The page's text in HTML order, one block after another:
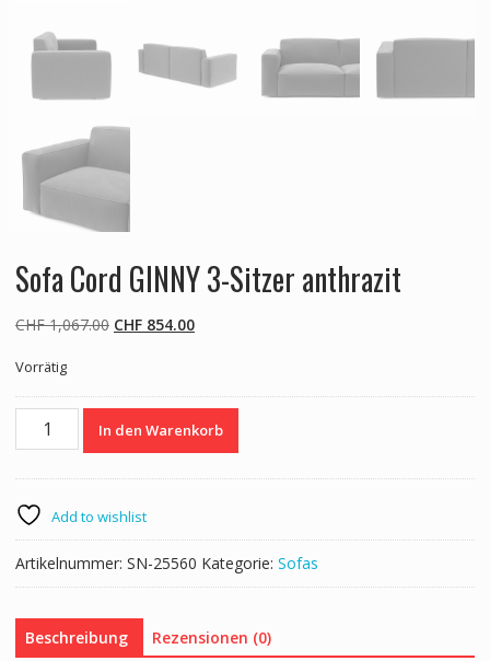
Sofa Cord GINNY 3-Sitzer anthrazit
CHF1,067.00 Ursprünglicher
CHF 1,067.00
CHF854.00Aktueller
CHF 854.00.
Vorrätig
Sofa
Cord
Sitzer
anthrazit
Menge
In den Warenkorb
Add to wishlist
Artikelnummer: SN-25560 Kategorie: Sofas
Beschreibung Rezensionen (0)